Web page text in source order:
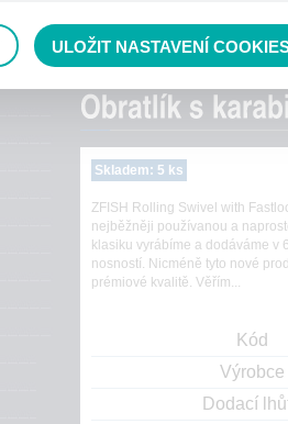
Právě se nacházíte:
karabinky, bižuterie
Skladem: 5 ks
ZFISH Rolling Swivel with
nejběžněji používanou a
klasiku vyrábíme a dodáváme v
nosností. Nicméně tyto nové
prémiové kvalitě. Věřím...
Kód
Výrobce
Dodací
ULOŽIT NASTAVENÍ